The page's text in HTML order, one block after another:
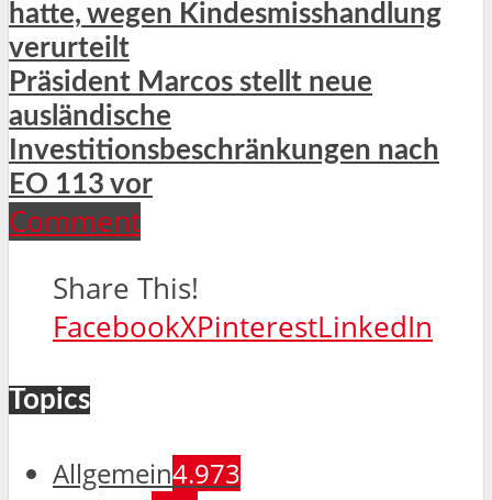
hatte, wegen Kindesmisshandlung
verurteilt
Präsident Marcos stellt neue
ausländische
Investitionsbeschränkungen nach
EO 113 vor
Comment
Share This!
FacebookXPinterestLinkedIn
Topics
Allgemein4.973